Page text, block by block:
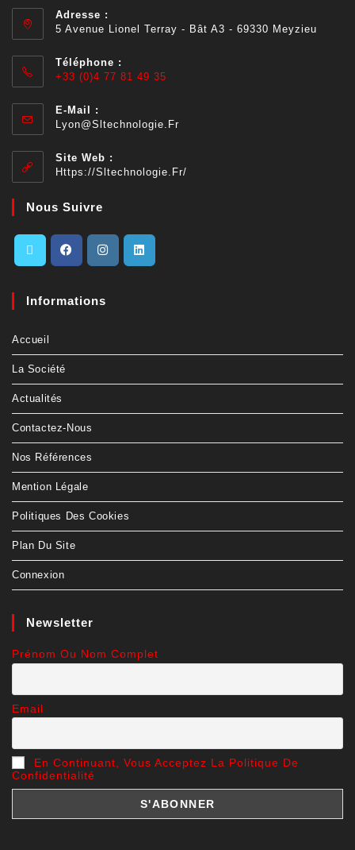
Adresse :
5 Avenue Lionel Terray - Bât A3 - 69330 Meyzieu
Téléphone :
+33 (0)4 77 81 49 35
E-Mail :
Lyon@sltechnologie.fr
Site Web :
Https://sltechnologie.fr/
Nous Suivre
Informations
Accueil
La Société
Actualités
Contactez-Nous
Nos Références
Mention Légale
Politiques Des Cookies
Plan Du Site
Connexion
Newsletter
Prénom Ou Nom Complet
Email
En Continuant, Vous Acceptez La Politique De
Confidentialité